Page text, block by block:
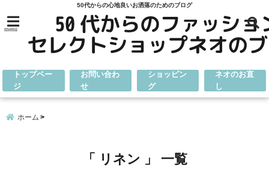
50代からの心地良いお洒落のためのブログ
menu
トップペー
ジ
お問い合わ
せ
ショッピン
グ
ネオのお直
し
ホーム
「 リネン 」 一覧